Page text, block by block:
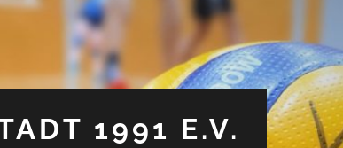
1991 E.V.